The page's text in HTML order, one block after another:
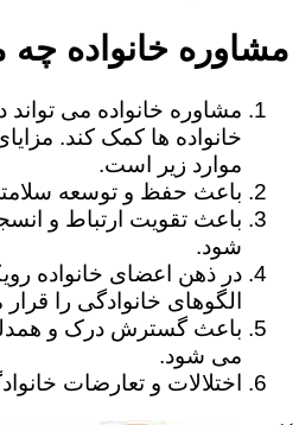
مشاوره خانواده چه
مشاوره خانواده می تواند
خانواده ها کمک کند.
موارد زیر است.
باعث حفظ و توسعه
باعث تقویت ارتباط و
شود.
در ذهن اعضای خانواده
الگوهای خانوادگی را
باعث گسترش درک و
می شود.
اختلالات و تعارضات